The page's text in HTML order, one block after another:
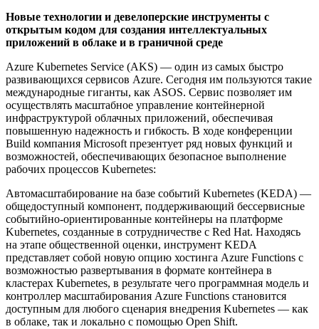
Новые технологии и девелоперские инструменты с
открытым кодом для создания интеллектуальных
приложений в облаке и в граничной среде
Azure Kubernetes Service (AKS) — один из самых быстро
развивающихся сервисов Azure. Сегодня им пользуются такие
международные гиганты, как ASOS. Сервис позволяет им
осуществлять масштабное управление контейнерной
инфраструктурой облачных приложений, обеспечивая
повышенную надежность и гибкость. В ходе конференции
Build компания Microsoft презентует ряд новых функций и
возможностей, обеспечивающих безопасное выполнение
рабочих процессов Kubernetes:
Автомасштабирование на базе событий Kubernetes (KEDA) —
общедоступный компонент, поддерживающий бессервисные
событийно-ориентированные контейнеры на платформе
Kubernetes, созданные в сотрудничестве с Red Hat. Находясь
на этапе общественной оценки, инструмент KEDA
представляет собой новую опцию хостинга Azure Functions с
возможностью развертывания в формате контейнера в
кластерах Kubernetes, в результате чего программная модель и
контроллер масштабирования Azure Functions становится
доступным для любого сценария внедрения Kubernetes — как
в облаке, так и локально с помощью Open Shift.